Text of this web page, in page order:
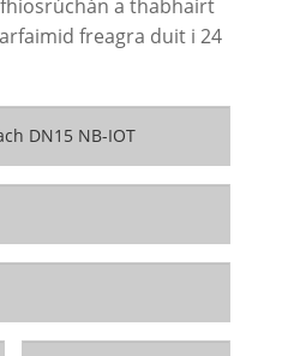
a thabhairt
freagra duit i 24